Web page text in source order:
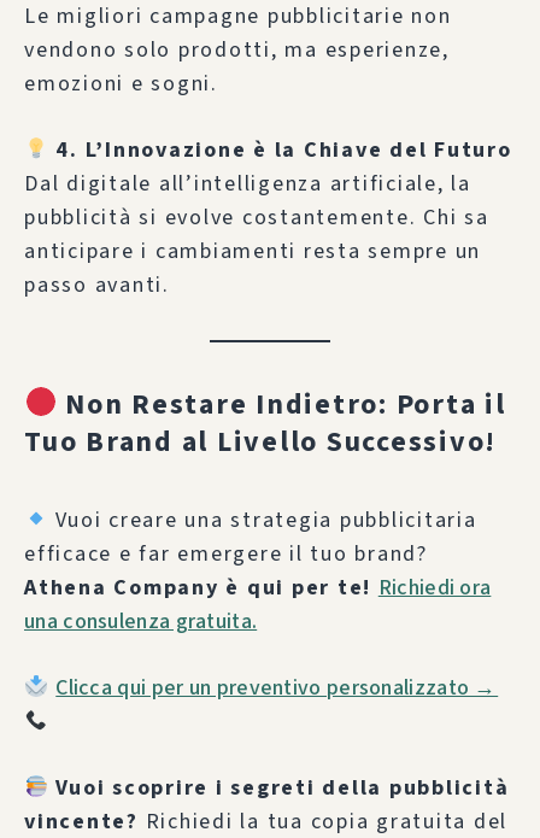
Le migliori campagne pubblicitarie non
vendono solo prodotti, ma esperienze,
emozioni e sogni.
4. L’Innovazione è la Chiave del Futuro
Dal digitale all’intelligenza artificiale, la
pubblicità si evolve costantemente. Chi sa
anticipare i cambiamenti resta sempre un
passo avanti.
Non Restare Indietro: Porta il
Tuo Brand al Livello Successivo!
Vuoi creare una strategia pubblicitaria
efficace e far emergere il tuo brand?
Athena Company è qui per te! Richiedi ora
una consulenza gratuita.
Clicca qui per un preventivo personalizzato →
Vuoi scoprire i segreti della pubblicità
vincente? Richiedi la tua copia gratuita del